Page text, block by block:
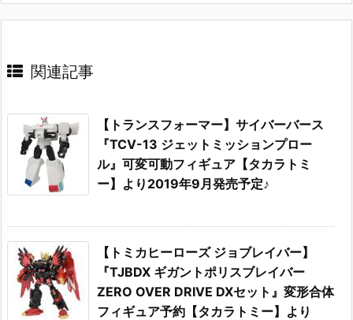
関連記事
【トランスフォーマー】サイバーバース
『TCV-13 ジェットミッションプロー
ル』可変可動フィギュア【タカラトミ
ー】より2019年9月発売予定♪
【トミカヒーローズ ジョブレイバー】
『TJBDX ギガントポリスブレイバー
ZERO OVER DRIVE DXセット』変形合体
フィギュア予約【タカラトミー】より